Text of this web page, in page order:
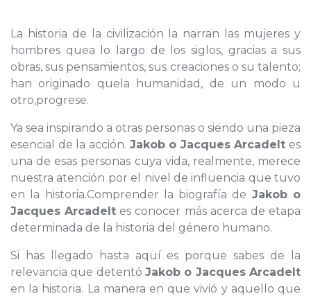
La historia de la civilización la narran las mujeres y
hombres quea lo largo de los siglos, gracias a sus
obras, sus pensamientos, sus creaciones o su talento;
han originado quela humanidad, de un modo u
otro,progrese.
Ya sea inspirando a otras personas o siendo una pieza
esencial de la acción. Jakob o Jacques Arcadelt es
una de esas personas cuya vida, realmente, merece
nuestra atención por el nivel de influencia que tuvo
en la historia.Comprender la biografía de Jakob o
Jacques Arcadelt es conocer más acerca de etapa
determinada de la historia del género humano.
Si has llegado hasta aquí es porque sabes de la
relevancia que detentó Jakob o Jacques Arcadelt
en la historia. La manera en que vivió y aquello que